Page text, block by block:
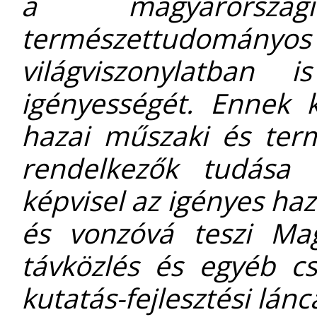
világviszonylatban
igényességét.
hazai műszaki és
rendelkezők
képvisel az igényes
és vonzóvá teszi
távközlés és egyéb
kutatás-fejlesztési